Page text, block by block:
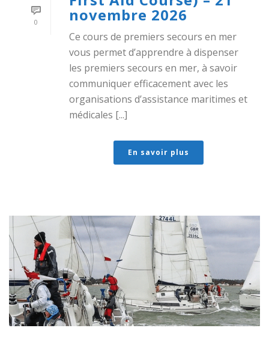
0 novembre 2026
Ce cours de premiers secours en mer
vous permet d’apprendre à dispenser
les premiers secours en mer, à savoir
communiquer efficacement avec les
organisations d’assistance maritimes et
médicales [...]
En savoir plus